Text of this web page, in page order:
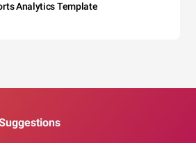
Analytics Template